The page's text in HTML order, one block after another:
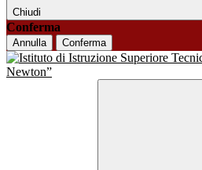
Chiudi
Conferma
Annulla Conferma